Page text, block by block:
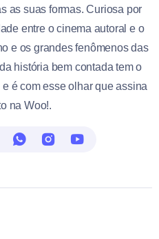
as suas formas. Curiosa por
entre o cinema autoral e o
e os grandes fenômenos das
história bem contada tem o
é com esse olhar que assina
na Woo!.